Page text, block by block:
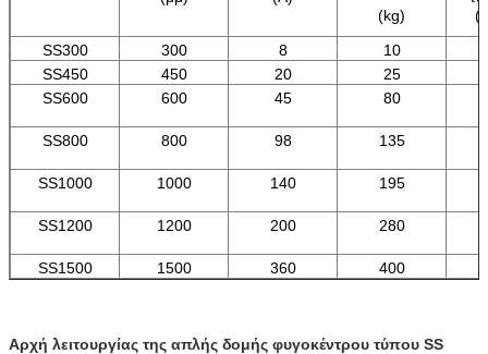
(kg)
SS300
300 8 10
SS450
450 20 25
SS600
600 45 80
SS800 800 98 135
SS1000 1000 140 195
SS1200 1200 200 280
SS1500 1500 360 400
Αρχή λειτουργίας της απλής δομής φυγοκέντρου τύπου SS